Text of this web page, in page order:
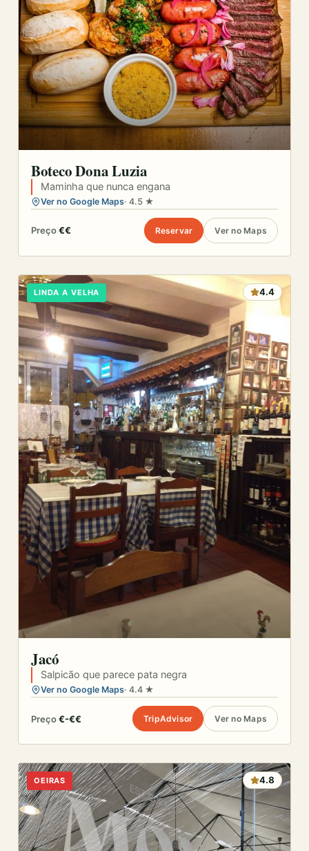
Boteco Dona Luzia
Maminha que nunca engana
Ver no Google Maps· 4.5 ★
Preço€€ Reservar Ver no Maps
LINDA A VELHA 4.4
Jacó
Salpicão que parece pata negra
Ver no Google Maps· 4.4 ★
Preço€-€€ TripAdvisor Ver no Maps
OEIRAS 4.8